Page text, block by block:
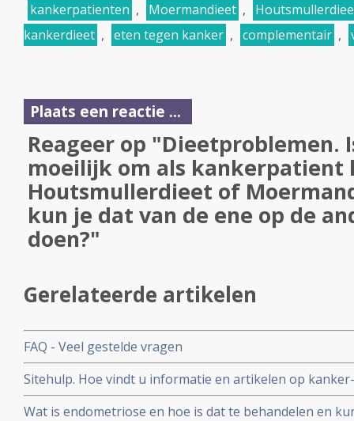
kankerpatienten , Moermandieet ,
kankerdieet , eten tegen kanker , complementair ,
Plaats een reactie ...
Reageer op "Dieetproblemen.
moeilijk om als kankerpatient
Houtsmullerdieet of
kun je dat van de ene op de
doen?"
Gerelateerde artikelen
FAQ - Veel gestelde vragen
Sitehulp. Hoe vindt u informatie en artikelen op
Wat is endometriose en hoe is dat te behandelen en